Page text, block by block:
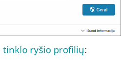
tinklo ryšio profilių: